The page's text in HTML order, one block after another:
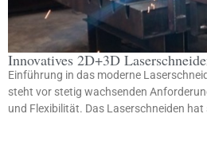
Innovatives 2D+3D
Einführung in das moderne
steht vor stetig wachsenden
und Flexibilität. Das Laserschneiden hat